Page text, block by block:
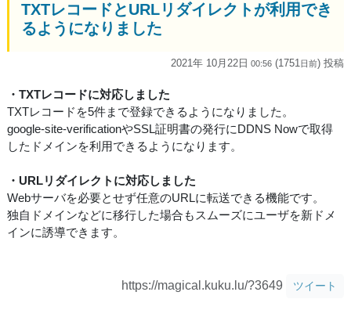
TXTレコードとURLリダイレクトが利用でき
るようになりました
2021年 10月22日 00:56 (1751日前) 投稿
・TXTレコードに対応しました
TXTレコードを5件まで登録できるようになりました。
google-site-verificationやSSL証明書の発行にDDNS Nowで取得
したドメインを利用できるようになります。
・URLリダイレクトに対応しました
Webサーバを必要とせず任意のURLに転送できる機能です。
独自ドメインなどに移行した場合もスムーズにユーザを新ドメ
インに誘導できます。
https://magical.kuku.lu/?3649 ツイート